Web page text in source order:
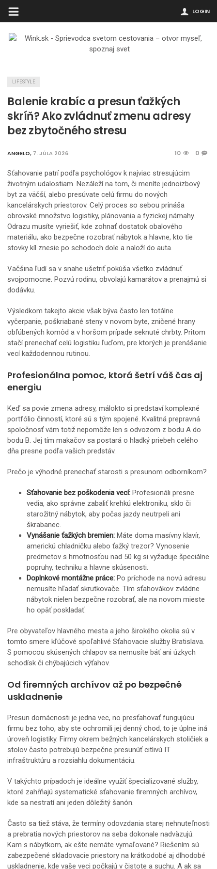
LOGIN
LIFESTYLE
Balenie krabíc a presun ťažkých
skríň? Ako zvládnuť zmenu adresy
bez zbytočného stresu
ANGELO, 7. JÚLA 2026 10 0
Sťahovanie patrí podľa psychológov k najviac stresujúcim
životným udalostiam. Nezáleží na tom, či meníte jednoizbový
byt za väčší, alebo presúvate celú firmu do nových
kancelárskych priestorov. Celý proces so sebou prináša
obrovské množstvo logistiky, plánovania a fyzickej námahy.
Odrazu musíte vyriešiť, kde zohnať dostatok obalového
materiálu, ako bezpečne rozobrať nábytok a hlavne, kto tie
stovky kíl znesie po schodoch dole a naloží do auta.
Väčšina ľudí sa v snahe ušetriť pokúša všetko zvládnuť
svojpomocne. Pozvú rodinu, obvolajú kamarátov a prenajmú si
dodávku.
Výsledkom takejto akcie však býva často len totálne
vyčerpanie, poškriabané steny v novom byte, zničené hrany
obľúbených komôd a v horšom prípade seknuté chrbty. Pritom
stačí prenechať celú logistiku ľuďom, pre ktorých je prenášanie
vecí každodennou rutinou.
Profesionálna pomoc, ktorá šetrí váš čas aj
energiu
Keď sa povie zmena adresy, málokto si predstaví komplexné
portfólio činností, ktoré sú s tým spojené. Kvalitná prepravná
spoločnosť vám totiž nepomôže len s odvozom z bodu A do
bodu B. Jej tím makačov sa postará o hladký priebeh celého
dňa presne podľa vašich predstáv.
Prečo je výhodné prenechať starosti s presunom odborníkom?
Sťahovanie bez poškodenia vecí: Profesionáli presne
vedia, ako správne zabaliť krehkú elektroniku, sklo či
starožitný nábytok, aby počas jazdy neutrpeli ani
škrabanec.
Vynášanie ťažkých bremien: Máte doma masívny klavír,
americkú chladničku alebo ťažký trezor? Vynosenie
predmetov s hmotnosťou nad 50 kg si vyžaduje špeciálne
popruhy, techniku a hlavne skúsenosti.
Doplnkové montážne práce: Po príchode na novú adresu
nemusíte hľadať skrutkovače. Tím sťahovákov zvládne
nábytok nielen bezpečne rozobrať, ale na novom mieste
ho opäť poskladať.
Pre obyvateľov hlavného mesta a jeho širokého okolia sú v
tomto smere kľúčové spoľahlivé Sťahovacie služby Bratislava.
S pomocou skúsených chlapov sa nemusíte báť ani úzkych
schodísk či chýbajúcich výťahov.
Od firemných archívov až po bezpečné
uskladnenie
Presun domácnosti je jedna vec, no presťahovať fungujúcu
firmu bez toho, aby ste ochromili jej denný chod, to je úplne iná
úroveň logistiky. Firmy okrem bežných kancelárskych stoličiek a
stolov často potrebujú bezpečne presunúť citlivú IT
infraštruktúru a rozsiahlu dokumentáciu.
V takýchto prípadoch je ideálne využiť špecializované služby,
ktoré zahŕňajú systematické sťahovanie firemných archívov,
kde sa nestratí ani jeden dôležitý šanón.
Často sa tiež stáva, že termíny odovzdania starej nehnuteľnosti
a prebratia nových priestorov na seba dokonale nadväzujú.
Kam s nábytkom, ak ešte nemáte vymaľované? Riešením sú
zabezpečené skladovacie priestory na krátkodobé aj dlhodobé
uskladnenie, kde vaše veci počkajú v čistote a suchu. A ak sa